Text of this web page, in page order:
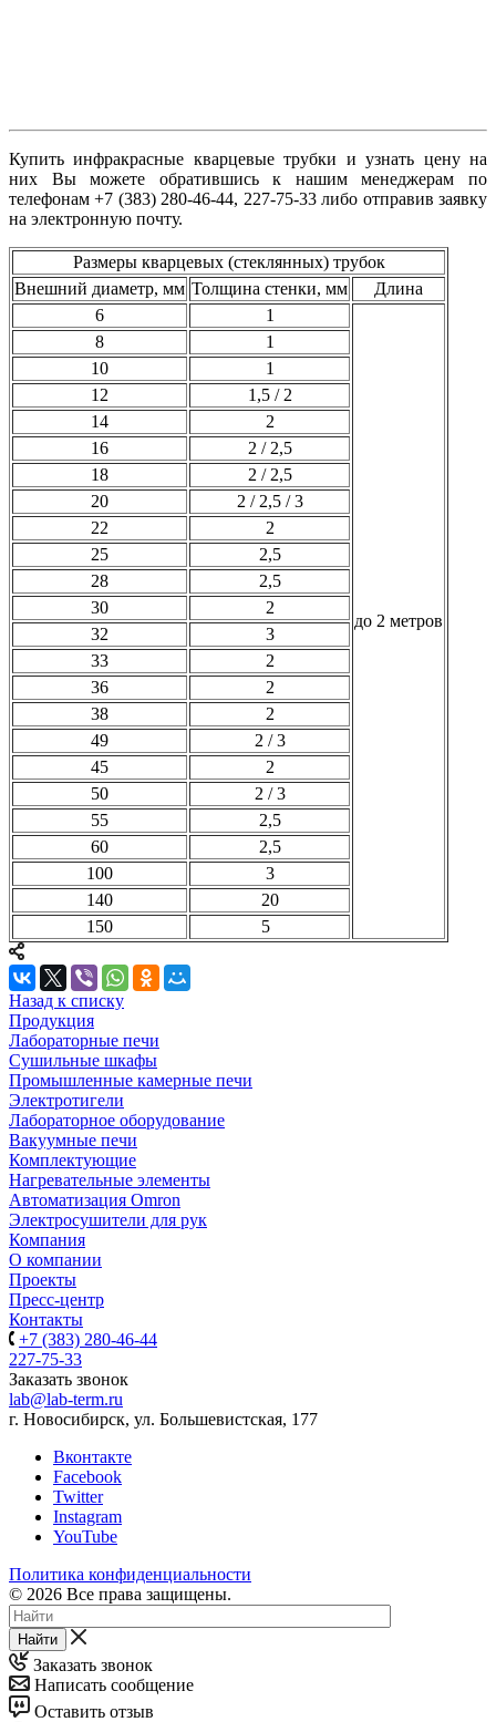
Купить инфракрасные кварцевые трубки и узнать цену на
них Вы можете обратившись к нашим менеджерам по
телефонам +7 (383) 280-46-44, 227-75-33 либо отправив заявку
на электронную почту.
Размеры кварцевых (стеклянных) трубок
Внешний диаметр, мм Толщина стенки, мм
Длина
6
1
до 2 метров
8
1
10
1
12
1,5 / 2
14
2
16
2 / 2,5
18
2 / 2,5
20
2 / 2,5 / 3
22
2
25
2,5
28
2,5
30
2
32
3
33
2
36
2
38
2
49
2 / 3
45
2
50
2 / 3
55
2,5
60
2,5
100
3
140
20
150
5
Назад к списку
Продукция
Лабораторные печи
Сушильные шкафы
Промышленные камерные печи
Электротигели
Лабораторное оборудование
Вакуумные печи
Комплектующие
Нагревательные элементы
Автоматизация Omron
Электросушители для рук
Компания
О компании
Проекты
Пресс-центр
Контакты
+7 (383) 280-46-44
227-75-33
Заказать звонок
lab@lab-term.ru
г. Новосибирск, ул. Большевистская, 177
Вконтакте
Facebook
Twitter
Instagram
YouTube
Политика конфиденциальности
© 2026 Все права защищены.
Найти
Заказать звонок
Написать сообщение
Оставить отзыв